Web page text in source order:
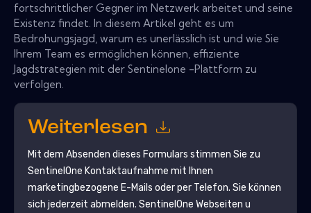
fortschrittlicher Gegner im Netzwerk arbeitet und seine
Existenz findet. In diesem Artikel geht es um
Bedrohungsjagd, warum es unerlässlich ist und wie Sie
Ihrem Team es ermöglichen können, effiziente
Jagdstrategien mit der Sentinelone -Plattform zu
verfolgen.
Weiterlesen
Mit dem Absenden dieses Formulars stimmen Sie zu
SentinelOne Kontaktaufnahme mit Ihnen
marketingbezogene E-Mails oder per Telefon. Sie können
sich jederzeit abmelden. SentinelOne Webseiten u